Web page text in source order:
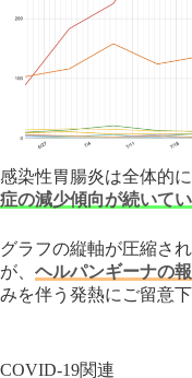
感染性胃腸炎は全体的に
症の減少傾向が続いて
グラフの縦軸が圧縮さ
が、 ヘルパンギーナの
みを伴う発熱にご留意下
COVID-19関連